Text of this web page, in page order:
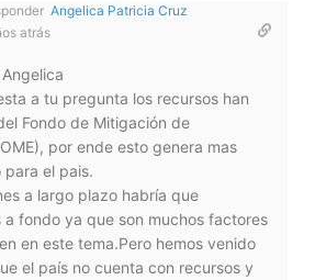
Angelica Patricia Cruz
atrás
a tu pregunta los recursos han
Fondo de Mitigación de
por ende esto genera mas
el pais.
a largo plazo habría que
a fondo ya que son muchos factores
en este tema.Pero hemos venido
el país no cuenta con recursos y